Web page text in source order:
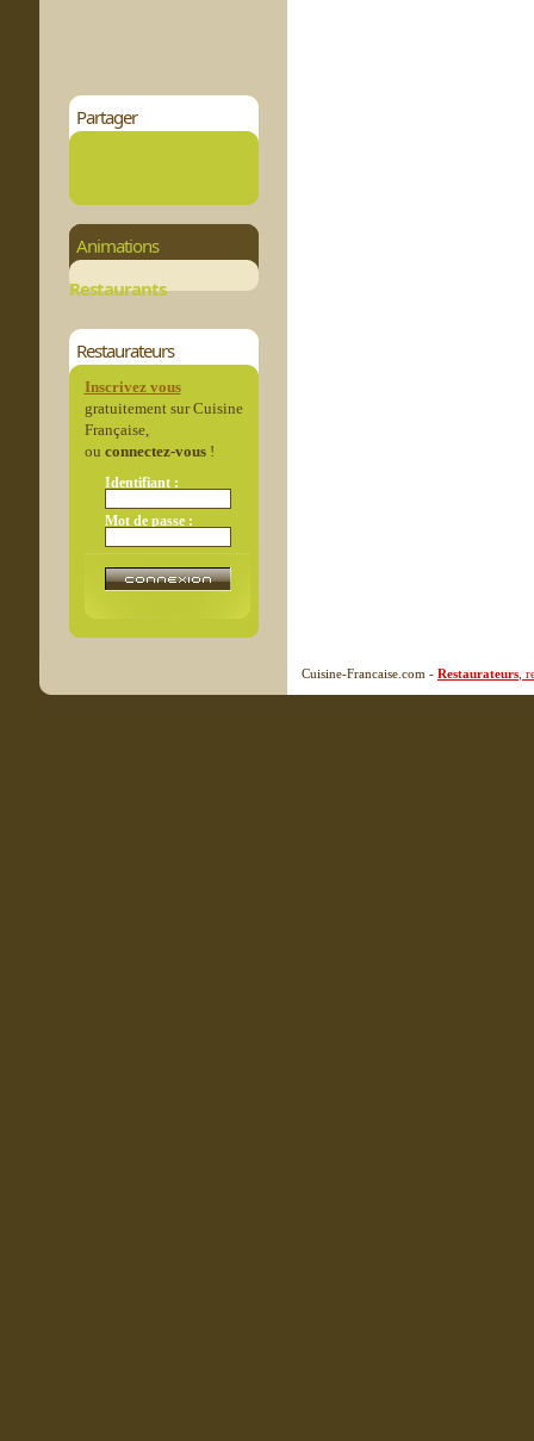
Partager
Animations
Restaurants
Restaurateurs
Inscrivez vous
gratuitement sur Cuisine
Française,
ou connectez-vous!
Identifiant :
Mot de passe :
Cuisine-Francaise.com - Restaurateurs ,